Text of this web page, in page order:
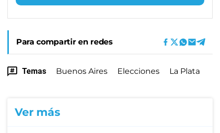
Para compartir en redes
Temas Buenos Aires Elecciones La Plata
Ver más